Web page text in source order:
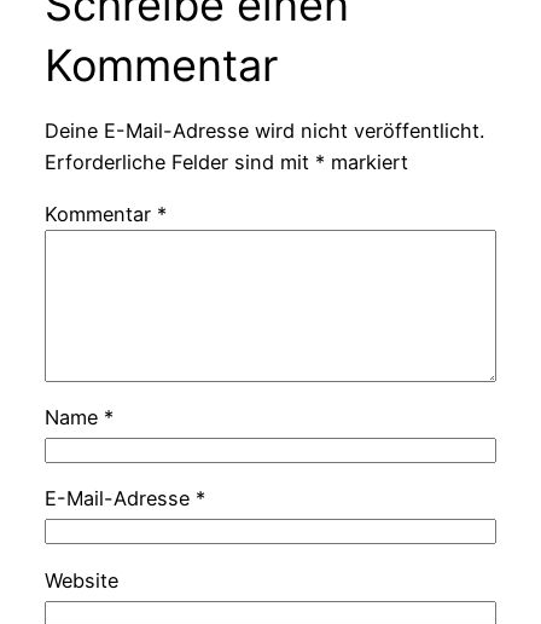
Kommentar
Deine E-Mail-Adresse wird nicht veröffentlicht.
Erforderliche Felder sind mit * markiert
Kommentar *
Name *
E-Mail-Adresse *
Website